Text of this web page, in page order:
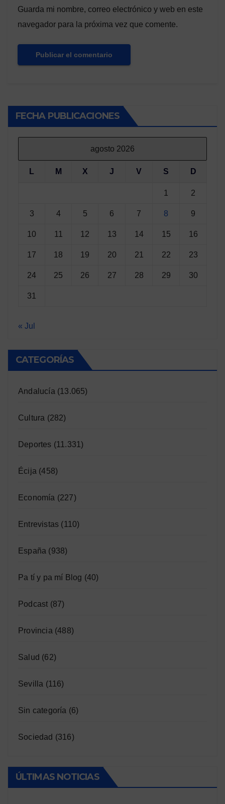
Guarda mi nombre, correo electrónico y web en este
navegador para la próxima vez que comente.
FECHA PUBLICACIONES
agosto 2026
L M X J V S D
1 2
3 4 5 6 7 8 9
10 11 12 13 14 15 16
17 18 19 20 21 22 23
24 25 26 27 28 29 30
31
« Jul
CATEGORÍAS
Andalucía (13.065)
Cultura (282)
Deportes (11.331)
Écija (458)
Economía (227)
Entrevistas (110)
España (938)
Pa tí y pa mí Blog (40)
Podcast (87)
Provincia (488)
Salud (62)
Sevilla (116)
Sin categoría (6)
Sociedad (316)
ÚLTIMAS NOTICIAS